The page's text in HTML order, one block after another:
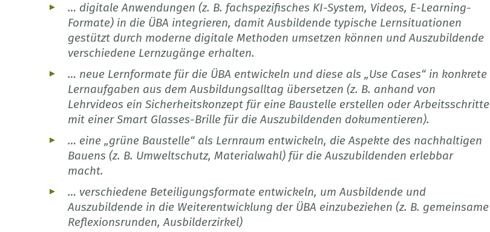
… digitale Anwendungen (z. B. fachspezifisches KI-System, Videos, E-Learning-
Formate) in die ÜBA integrieren, damit Ausbildende typische Lernsituationen
gestützt durch moderne digitale Methoden umsetzen können und Auszubildende
verschiedene Lernzugänge erhalten.
… neue Lernformate für die ÜBA entwickeln und diese als „Use Cases“ in konkrete
Lernaufgaben aus dem Ausbildungsalltag übersetzen (z. B. anhand von
Lehrvideos ein Sicherheitskonzept für eine Baustelle erstellen oder Arbeitsschritte
mit einer Smart Glasses-Brille für die Auszubildenden dokumentieren).
… eine „grüne Baustelle“ als Lernraum entwickeln, die Aspekte des nachhaltigen
Bauens (z. B. Umweltschutz, Materialwahl) für die Auszubildenden erlebbar
macht.
… verschiedene Beteiligungsformate entwickeln, um Ausbildende und
Auszubildende in die Weiterentwicklung der ÜBA einzubeziehen (z. B. gemeinsame
Reflexionsrunden, Ausbilderzirkel)